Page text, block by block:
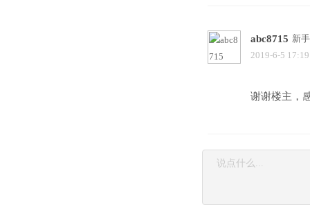
abc8715 新
2019-6-5
谢谢楼主，